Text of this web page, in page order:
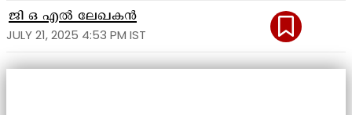
ജി ഒ എൽ ലേഖകൻ
JULY 21, 2025 4:53 PM IST